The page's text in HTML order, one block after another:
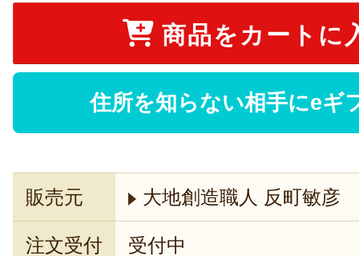
商品をカートに
住所を知らない相手にeギ
販売元 大地創造職人 反町敏彦
注文受付 受付中